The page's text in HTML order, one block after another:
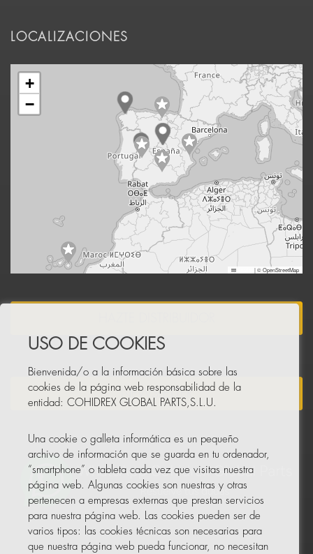
LOCALIZACIONES
+
−
|© OpenStreetMap
NEWSLETTER
USO DE COOKIES
Bienvenida/o a la información básica sobre las
cookies de la página web responsabilidad de la
entidad: COHIDREX GLOBAL PARTS,S.L.U.
Una cookie o galleta informática es un pequeño
archivo de información que se guarda en tu ordenador,
“smartphone” o tableta cada vez que visitas nuestra
página web. Algunas cookies son nuestras y otras
pertenecen a empresas externas que prestan servicios
para nuestra página web. Las cookies pueden ser de
varios tipos: las cookies técnicas son necesarias para
que nuestra página web pueda funcionar, no necesitan